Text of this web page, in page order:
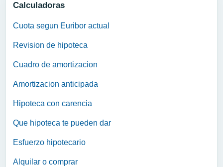
Calculadoras
Cuota segun Euribor actual
Revision de hipoteca
Cuadro de amortizacion
Amortizacion anticipada
Hipoteca con carencia
Que hipoteca te pueden dar
Esfuerzo hipotecario
Alquilar o comprar